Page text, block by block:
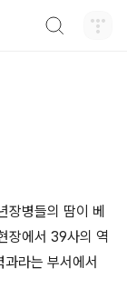
장병들의 땀이 베
장에서 39사의 역
라는 부서에서